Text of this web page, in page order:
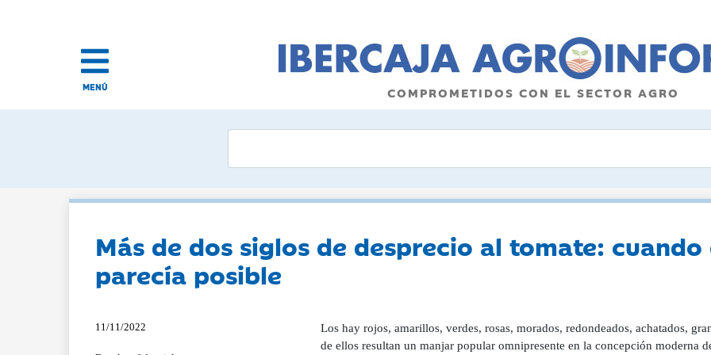
MENÚ COMPROMETIDOS CON EL SECTOR AGRO
Más de dos siglos de desprecio al tomate:
parecía posible
11/11/2022 Los hay rojos, amarillos, verdes, rosas, morados, redondeados, achatados, grandes, pequeños, asurcados, lisos... Todos y cada uno de ellos resultan un manjar popular omnipresente en la concepción moderna de la gastronomía . Sin tomates , sencillamente, la cocina actual no se entendería. ¿Qué es sin él el pisto, el salmorejo, el gazpacho, la pasta o cualquier cosa que se te ocurra? Sin embargo, aún quedan personas que los detestan, un repudio que parece acompañar la historia de esta curiosa fruta desde que llegó por primera vez a Europa a finales del siglo XVI. De origen incierto, los tomates pudieron originarse en las tierras de los Andes peruanos , donde existían como una pequeña planta silvestre que crecía a sus anchas. Poco se parecía aquella planta a la tomatera en la que estás pensando y mucho menos ofrecía el tomate en el que estás pensando. Era un tomate tipo cherri , de color amarillento y más bien ácido cuyas semillas llegaron a Mesoamérica transportadas por el viento o, tal vez, en el estómago de algunas aves migratorias. Así, poco a poco, se fue domesticando de mano en mano entre las culturas agrícolas de Perú, Ecuador y México. Esta domesticación, junto a los viajes asociados a ella, implicó una importante pérdida de su diversidad genética . Resulta paradójico, como apuntan en The Conversation José Blanca y Joaquin Cañizares, ambos profesores de Genética en la Universidad Politécnica de Valencia, que esta especie cultivada en la actualidad disfrute de una inmensa diversidad de tipos de fruto a pesar de haber perdido la mayoría de su potencial genético: "Durante el siglo XX, los agricultores que lo mejoraron tuvieron que buscar genes de resistencia a enfermedades entre las especies silvestres porque la cultivada los había perdido durante su domesticación", explican, reconociendo que la selección, tanto la natural como la artificial, de una planta funciona eligiendo las variedades más adecuadas para cada situación, adaptándola para superar problemas medioambientales inesperados, por lo que "sin diversidad no hay evolución posible". Su nombre proviene del concepto azteca tomatl , aunque también de xitomatl . Ambos significan 'fruta redonda', pero con ciertas diferencias que las lenguas latinas siguen conservando pese a la historia que va consigo. Precisamente quienes se dedican a estudiarla desconocen cuándo llegaron los tomates a Europa para ser lo que son ahora. En ese trazo a veces perdido, es gracias a Bernardino de Sahagún que tenemos constancia del uso ancestral del tomate en la cocina de los indios cuando en su Historia general de las cosas de Nueva España habla de los mercados indígenas y de la costumbre de vendedoras de platos preparados haciendo el tomado, unos guisados hechos de pimientos y tomates, explica el investigador Carlos Azcoytia , autor de Historia de la cocina occidental . "Suelen poner en ellos pimiento, pepitas de calabaza, tomates, tomates gordos y más cosas que los hacen sabrosos", recogía Sahagún. Este texto, traducido a la lengua náhuatl, hace la distinción entre un tomatl (pequeños y agrios) y un xitomatl (más grandes, gordos y jugosos). Son más datos que esos, se considera que, en algunos de los famosos viajes de Colón y compañía para el saqueo y expolio de aquellas tierras, una pequeña representación de las variedades existentes ya allí tuvieron que acabar desembarcando en Andalucía . No obstante, no hay rastro de ellos en el papel: "Los colonos registraron cuidadosamente la cantidad de oro y plata que trajeron hasta Sevilla, por ejemplo, pero no mencionaron nada de semillas de tomate", apuntan Blanca y Cañizares. Aquellas semillas, en cualquier caso, ya producían tomates rojos grumosos similares a las variedades que en la actualidad conocemos como "reliquia". Es decir, llegaron domesticados, listos para el cultivo del que se encargaron las clases populares de España e Italia, pues las clases dominantes consideraban el tomate un alimento poco saludable y una mera curiosidad botánica. Estaba bien, decían, como decoración, pero ni su color ni su forma ni su olor llamaban la atención de la sociedad blanca. Partiendo de la exigua diversidad llegada desde América, fueron las familias de campesinos agricultores los que consiguieron generar la gran diversidad de tipos de tomates europeos que colman nuestros huertos y despensas . Sarah Laskow explica en Atlas Obscura que la sociedad europea asoció esta planta con la solanácea mortal, debido en parte al herbolario italiano Pietro Andrea Matthioli, quien la etiquetó como "manzana dorada" en lo que se considera el primer registro escrito del tomate de 1544. "Esto generó asociaciones bíblicas en torno al tomate como que era una fuente peligrosa de la tentación , y permaneció bajo esa condición durante décadas", añade Laskow. Al mismo tiempo, la histeria masiva sancionada por la Iglesia y el Gobierno o "la manía por cazar brujas" estaba desarrollándose sin frenos. Mientras el tomate se asentaba, las mujeres eran quemadas, ahogadas, ahorcadas y aplastadas después de juicios tanto en tribunales seculares como religiosos donde las señalaban como peligro social. ¿Y qué tiene esto que ver con esta fruta? Resulta que los cazadores de brujas empezaron a interesarse en discernir la composición de lo que creían el ungüento que les hacía volar sentadas en sus escobas. Una potente sustancia mágica, consideraban algunos, que permitía encuentros con el diablo en las alturas; transformaba a la bruja en un hombre lobo, como se describe en los estudios de caso del prolífico cazador de brujas Henry Boguet, y hasta hacía las veces de refugio desde el que acechar escondidas. Los ingredientes clave, registrados por el médico del papa Andrés Laguna en 1545, fueron acordados por consenso: la cicuta, la belladona, el beleño y la mandrágora , los tres últimos son parientes botánicos cercanos del tomate . De